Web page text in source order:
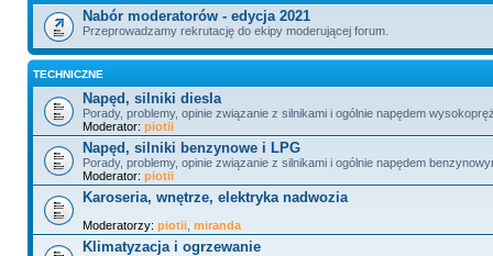
Nabór moderatorów - edycja 2021
Przeprowadzamy rekrutację do ekipy moderującej forum.
TECHNICZNE
Napęd, silniki diesla
Porady, problemy, opinie związanie z silnikami i ogólnie napędem
Moderator: piotii
Napęd, silniki benzynowe i LPG
Porady, problemy, opinie związanie z silnikami i ogólnie napędem
Moderator: piotii
Karoseria, wnętrze, elektryka nadwozia
Moderatorzy: piotii, miranda
Klimatyzacja i ogrzewanie